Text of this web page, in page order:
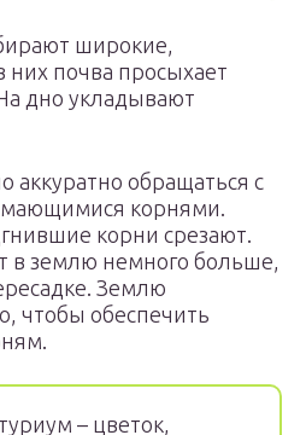
широкие,
почва просыхает
дно укладывают
аккуратно обращаться с
корнями.
корни срезают.
в землю немного больше,
Землю
чтобы обеспечить
– цветок,